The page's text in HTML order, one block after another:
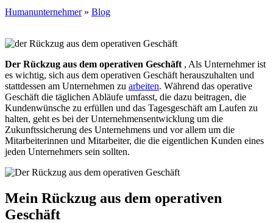
Humanunternehmer» Blog
Der Rückzug aus dem operativen Geschäft , Als Unternehmer ist
es wichtig, sich aus dem operativen Geschäft herauszuhalten und
stattdessen am Unternehmen zu arbeiten. Während das operative
Geschäft die täglichen Abläufe umfasst, die dazu beitragen, die
Kundenwünsche zu erfüllen und das Tagesgeschäft am Laufen zu
halten, geht es bei der Unternehmensentwicklung um die
Zukunftssicherung des Unternehmens und vor allem um die
Mitarbeiterinnen und Mitarbeiter, die die eigentlichen Kunden eines
jeden Unternehmers sein sollten.
Mein Rückzug aus dem operativen
Geschäft